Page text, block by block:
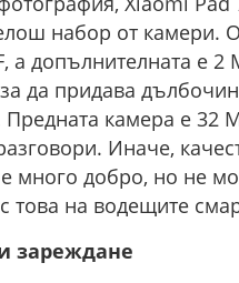
набор от камери.
а допълнителната е 2
да придава
Предната камера е 32
Иначе,
много добро, но не
това на водещите
зареждане